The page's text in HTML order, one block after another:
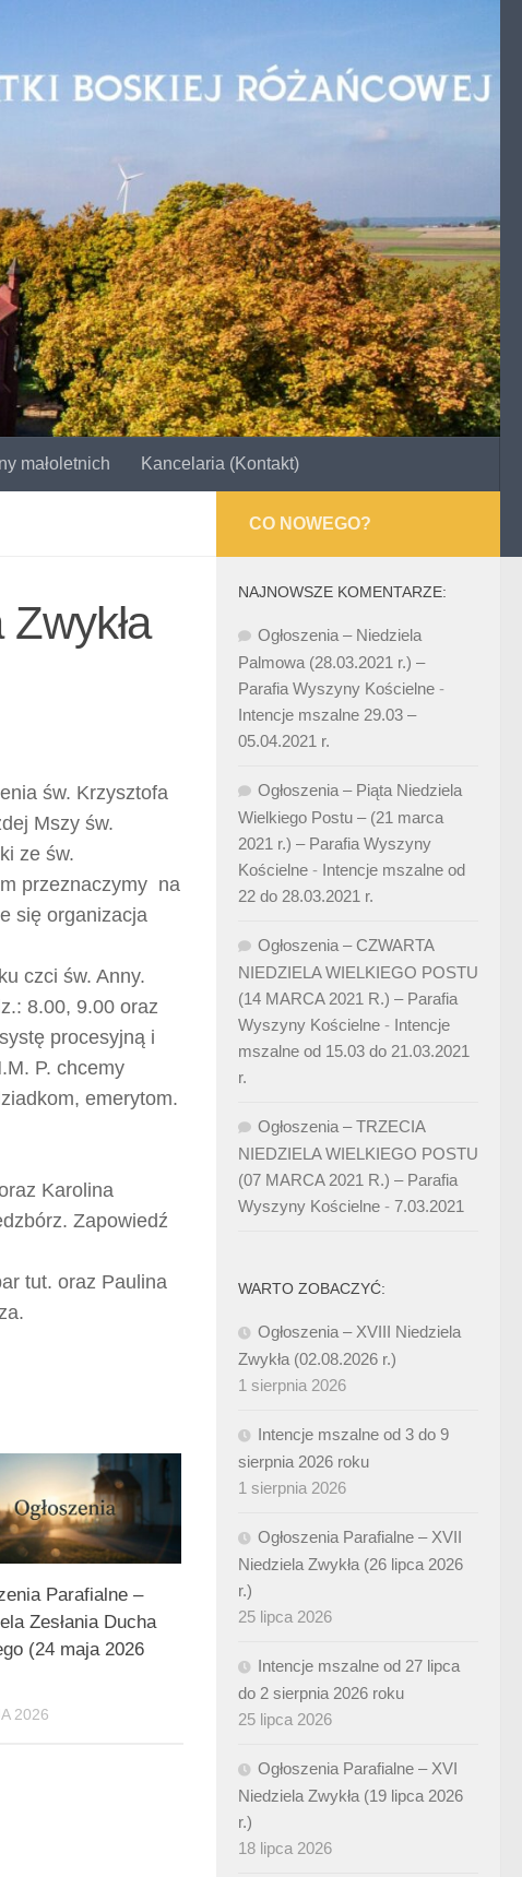
małoletnich Kancelaria (Kontakt)
św. Krzysztofa
Mszy św.
ze św.
przeznaczymy na
się organizacja
czci św. Anny.
8.00, 9.00 oraz
procesyjną i
P. chcemy
emerytom.
Karolina
Zapowiedź
tut. oraz Paulina
Parafialne –
Zesłania Ducha
(24 maja 2026
2026
CO NOWEGO?
NAJNOWSZE KOMENTARZE:
Ogłoszenia – Niedziela
Palmowa (28.03.2021 r.) –
Parafia Wyszyny Kościelne -
Intencje mszalne 29.03 –
05.04.2021 r.
Ogłoszenia – Piąta Niedziela
Wielkiego Postu – (21 marca
2021 r.) – Parafia Wyszyny
Kościelne - Intencje mszalne od
22 do 28.03.2021 r.
Ogłoszenia – CZWARTA
NIEDZIELA WIELKIEGO POSTU
(14 MARCA 2021 R.) – Parafia
Wyszyny Kościelne - Intencje
mszalne od 15.03 do 21.03.2021
r.
Ogłoszenia – TRZECIA
NIEDZIELA WIELKIEGO POSTU
(07 MARCA 2021 R.) – Parafia
Wyszyny Kościelne - 7.03.2021
WARTO ZOBACZYĆ:
Ogłoszenia – XVIII Niedziela
Zwykła (02.08.2026 r.)
1 sierpnia 2026
Intencje mszalne od 3 do 9
sierpnia 2026 roku
1 sierpnia 2026
Ogłoszenia Parafialne – XVII
Niedziela Zwykła (26 lipca 2026
r.)
25 lipca 2026
Intencje mszalne od 27 lipca
do 2 sierpnia 2026 roku
25 lipca 2026
Ogłoszenia Parafialne – XVI
Niedziela Zwykła (19 lipca 2026
r.)
18 lipca 2026